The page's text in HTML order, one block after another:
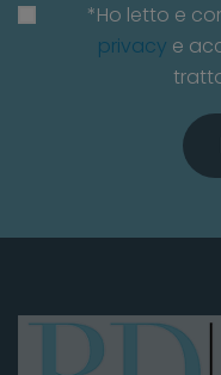
*Ho letto e
privacy e